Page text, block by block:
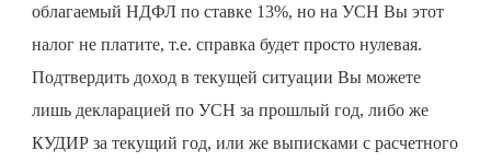
облагаемый НДФЛ по ставке 13%, но на УСН Вы этот
налог не платите, т.е. справка будет просто нулевая.
Подтвердить доход в текущей ситуации Вы можете
лишь декларацией по УСН за прошлый год, либо же
КУДИР за текущий год, или же выписками с расчетного